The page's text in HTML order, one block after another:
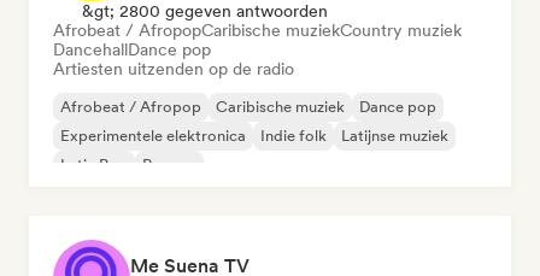
&gt; 2800 gegeven antwoorden
Afrobeat / AfropopCaribische muziekCountry muziek
DancehallDance pop
Artiesten uitzenden op de radio
Afrobeat / Afropop Caribische muziek
Dance pop
Experimentele elektronica
Indie folk
Latijnse muziek
Latin Pop
Reggae
Me Suena TV